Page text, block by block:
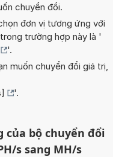
chuyển đổi.
đơn vị tương ứng với
trường hợp này là '
'.
muốn chuyển đổi giá trị,
'.
của bộ chuyển đổi
s sang MH/s